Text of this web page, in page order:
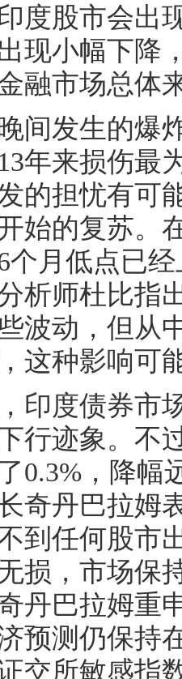
度股市会出
现小幅下降
融市场总体
发生的爆炸
年来损伤最
的担忧有可
始的复苏。
个月低点已
析师杜比指
波动，但从
这种影响可
度债券市场
行迹象。不
0.3%，降幅
奇丹巴拉
到任何股市
损，市场保
丹巴拉姆重
预测仍保持
交所敏感指